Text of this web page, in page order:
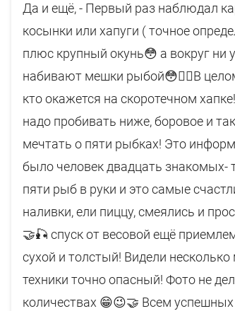
Да и ещё, - Первый раз наблюдал
косынки или хапуги ( точное
плюс крупный окунь😳 а вокруг ни
набивают мешки рыбой😳🤦‍♂️В
кто окажется на скоротечном
надо пробивать ниже, боровое и
мечтать о пяти рыбках! Это
было человек двадцать знакомых-
пяти рыб в руки и это самые
наливки, ели пиццу, смеялись и
🤝🎣 спуск от весовой ещё
сухой и толстый! Видели
техники точно опасный! Фото не
количествах 😁😉🤝 Всем